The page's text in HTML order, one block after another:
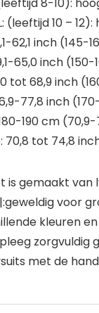
(leeftijd 10 – 12):
62,1 inch
65,0 inch
tot 68,9 inch
77,8 inch
190 cm
70,8 tot 74,8
is gemaakt
voor
kleuren
met de